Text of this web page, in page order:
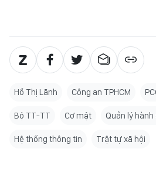
Hồ Thị Lãnh Công an TPHCM
Bộ TT-TT Cơ mật Quản lý hành
Hệ thống thông tin Trật tự xã hội